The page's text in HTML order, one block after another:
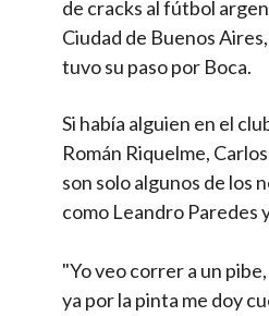
de cracks al fútbol
Ciudad de Buenos
tuvo su paso por Boca.
Si había alguien en el
Román Riquelme,
son solo algunos de los
como Leandro Paredes
"Yo veo correr a un
ya por la pinta me doy